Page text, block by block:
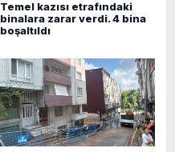
Temel kazısı etrafındaki
binalara zarar verdi. 4 bina
boşaltıldı